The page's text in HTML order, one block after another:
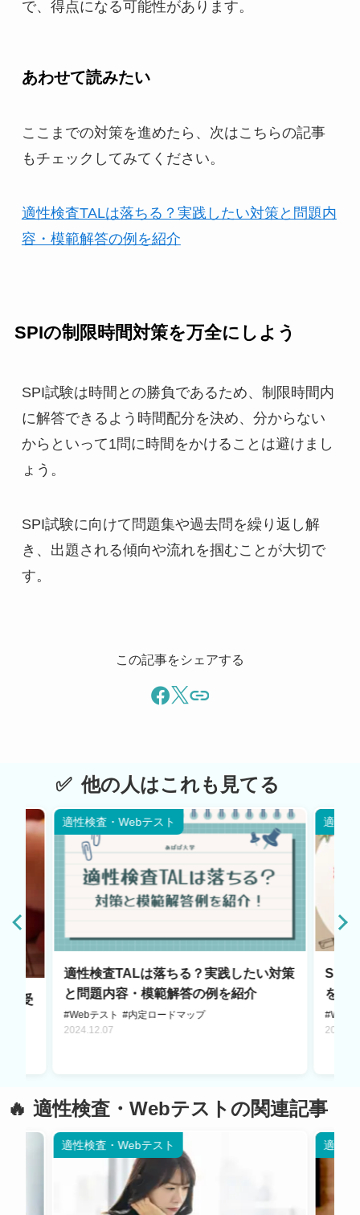
で、得点になる可能性があります。
あわせて読みたい
ここまでの対策を進めたら、次はこちらの記事
もチェックしてみてください。
適性検査TALは落ちる？実践したい対策と問題内
容・模範解答の例を紹介
SPIの制限時間対策を万全にしよう
SPI試験は時間との勝負であるため、制限時間内
に解答できるよう時間配分を決め、分からない
からといって1問に時間をかけることは避けまし
ょう。
SPI試験に向けて問題集や過去問を繰り返し解
き、出題される傾向や流れを掴むことが大切で
す。
この記事をシェアする
他の人はこれも見てる
？受
適性検査・Webテスト
適性検査TALは落ちる？実践したい対策
と問題内容・模範解答の例を紹介
#Webテスト #内定ロードマップ
2024.12.07
適性
SHL
を解
#Web
適性検査・Webテストの関連記事
適性検査・Webテスト 適性